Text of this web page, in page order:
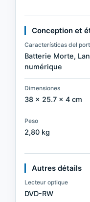
Conception et
Características del
Batterie Morte,
numérique
Dimensiones
38 × 25.7 × 4 cm
Peso
2,80 kg
Autres détails
Lecteur optique
DVD-RW